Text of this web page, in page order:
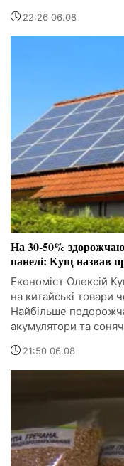
22:26 06.08
На 30-50%
панелі: Кущ назвав
Економіст Олексій
на китайські товари
Найбільше
акумулятори та
21:50 06.08